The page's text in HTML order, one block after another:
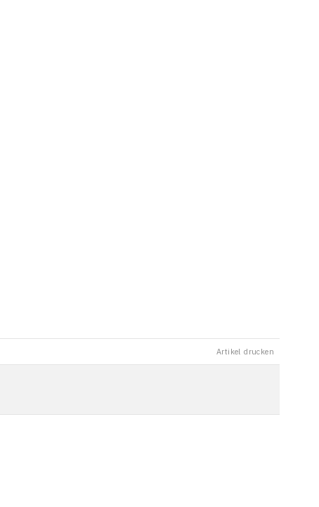
Artikel drucken